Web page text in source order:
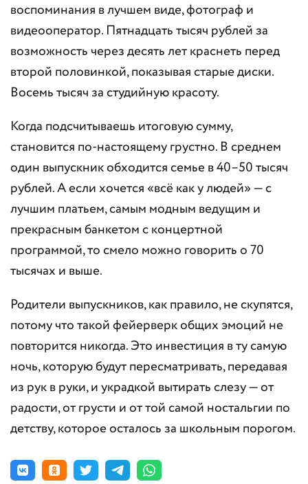
воспоминания в лучшем виде, фотограф и
видеооператор. Пятнадцать тысяч рублей за
возможность через десять лет краснеть перед
второй половинкой, показывая старые диски.
Восемь тысяч за студийную красоту.
Когда подсчитываешь итоговую сумму,
становится по-настоящему грустно. В среднем
один выпускник обходится семье в 40–50 тысяч
рублей. А если хочется «всё как у людей» — с
лучшим платьем, самым модным ведущим и
прекрасным банкетом с концертной
программой, то смело можно говорить о 70
тысячах и выше.
Родители выпускников, как правило, не скупятся,
потому что такой фейерверк общих эмоций не
повторится никогда. Это инвестиция в ту самую
ночь, которую будут пересматривать, передавая
из рук в руки, и украдкой вытирать слезу — от
радости, от грусти и от той самой ностальгии по
детству, которое осталось за школьным порогом.